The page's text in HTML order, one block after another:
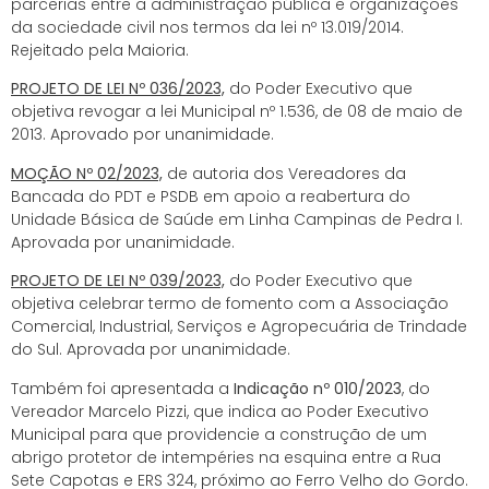
parcerias entre a administração pública e organizações
da sociedade civil nos termos da lei nº 13.019/2014.
Rejeitado pela Maioria.
PROJETO DE LEI Nº 036/2023, do Poder Executivo que
objetiva revogar a lei Municipal nº 1.536, de 08 de maio de
2013. Aprovado por unanimidade.
MOÇÃO Nº 02/2023, de autoria dos Vereadores da
Bancada do PDT e PSDB em apoio a reabertura do
Unidade Básica de Saúde em Linha Campinas de Pedra I.
Aprovada por unanimidade.
PROJETO DE LEI Nº 039/2023, do Poder Executivo que
objetiva celebrar termo de fomento com a Associação
Comercial, Industrial, Serviços e Agropecuária de Trindade
do Sul. Aprovada por unanimidade.
Também foi apresentada a Indicação nº 010/2023, do
Vereador Marcelo Pizzi, que indica ao Poder Executivo
Municipal para que providencie a construção de um
abrigo protetor de intempéries na esquina entre a Rua
Sete Capotas e ERS 324, próximo ao Ferro Velho do Gordo.